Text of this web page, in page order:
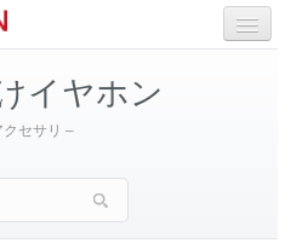
イヤホン
クセサリ –